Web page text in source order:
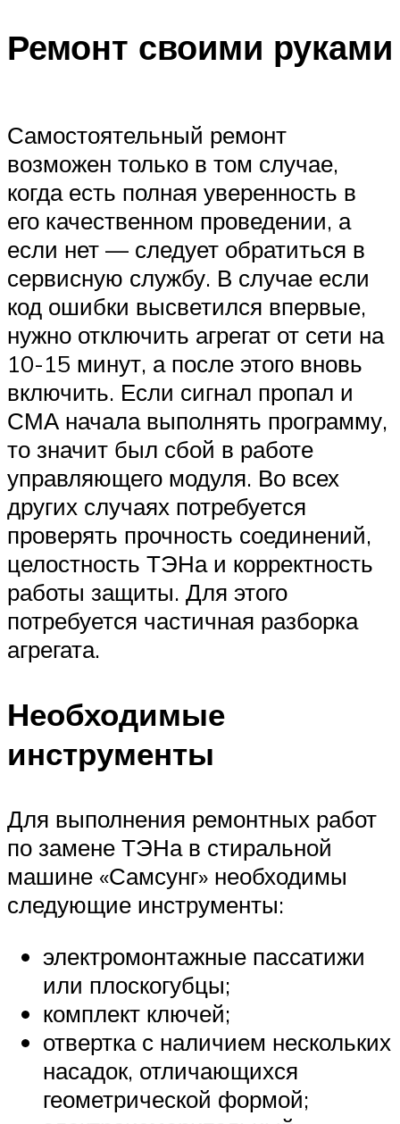
Ремонт своими руками
Самостоятельный ремонт
возможен только в том случае,
когда есть полная уверенность в
его качественном проведении, а
если нет — следует обратиться в
сервисную службу. В случае если
код ошибки высветился впервые,
нужно отключить агрегат от сети на
10-15 минут, а после этого вновь
включить. Если сигнал пропал и
СМА начала выполнять программу,
то значит был сбой в работе
управляющего модуля. Во всех
других случаях потребуется
проверять прочность соединений,
целостность ТЭНа и корректность
работы защиты. Для этого
потребуется частичная разборка
агрегата.
Необходимые
инструменты
Для выполнения ремонтных работ
по замене ТЭНа в стиральной
машине «Самсунг» необходимы
следующие инструменты:
электромонтажные пассатижи
или плоскогубцы;
комплект ключей;
отвертка с наличием нескольких
насадок, отличающихся
геометрической формой;